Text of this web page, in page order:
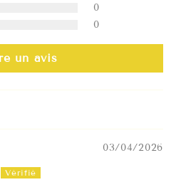
0
0
un avis
03/04/2026